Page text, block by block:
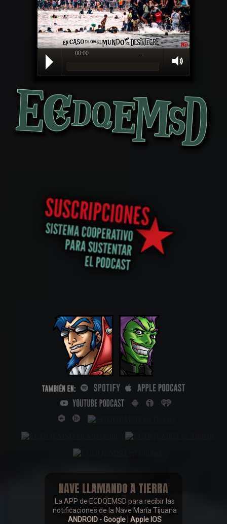
00:00
NAVE LLAMANDO A TIERRA
La APP de ECDQEMSD para recibir las
notificaciones de la Nave María Tijuana
ANDROID - Google| Apple IOS